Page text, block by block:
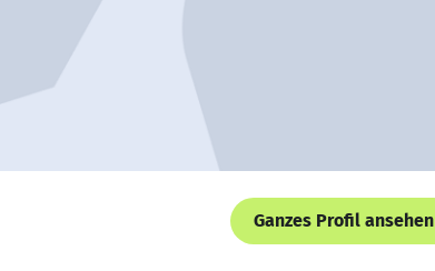
Ganzes Profil ansehen